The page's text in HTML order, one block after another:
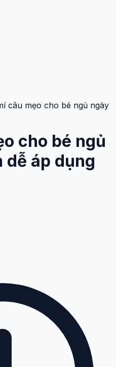
câu mẹo cho bé ngủ ngày
cho bé ngủ
dễ áp dụng